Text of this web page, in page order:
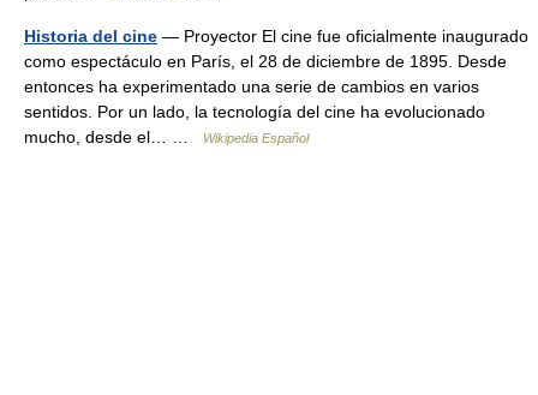
Historia del cine — Proyector El cine fue oficialmente inaugurado
como espectáculo en París, el 28 de diciembre de 1895. Desde
entonces ha experimentado una serie de cambios en varios
sentidos. Por un lado, la tecnología del cine ha evolucionado
mucho, desde el… …
Wikipedia Español